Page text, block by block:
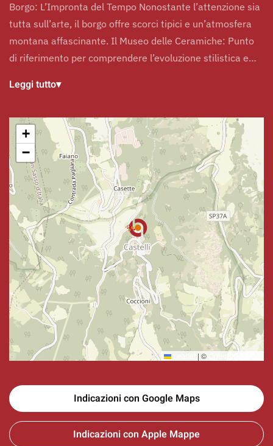
Borgo: L’Impronta del Tempo Nonostante l’attenzione sia
tutta sull’arte, il borgo offre scorci tipici e un’atmosfera
montana affascinante. Il Museo delle Ceramiche: Punto
di riferimento per comprendere l’evoluzione stilistica e…
Leggi tutto▾
+
−
| ©
Indicazioni con Google Maps
Indicazioni con Apple Mappe